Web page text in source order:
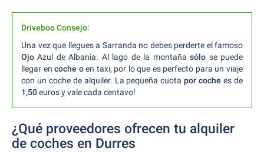
Driveboo Consejo:
Una vez que llegues a Sarranda no debes perderte el famoso
Ojo Azul de Albania. Al lago de la montañasólo se puede
llegar encoche oen taxi, por lo que es perfecto para un viaje
con un coche de alquiler. La pequeña cuotapor cochees de
1,50euros y vale cada centavo!
¿Qué proveedores ofrecen tu alquiler
de coches en Durres